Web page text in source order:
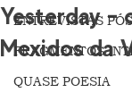
ENTREVISTAS
FRAGMENTOS
QUASE POESIA
Yesterday –
Mexidos da